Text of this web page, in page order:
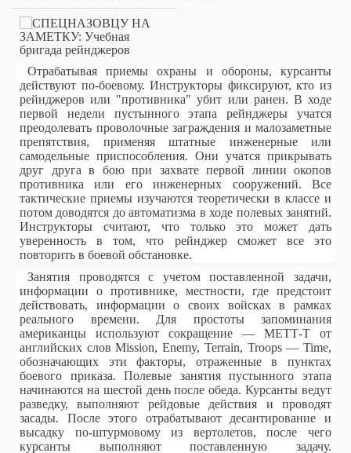
Отрабатывая приемы охраны и обороны, курсанты
действуют по-боевому. Инструкторы фиксируют, кто из
рейнджеров или "противника" убит или ранен. В ходе
первой недели пустынного этапа рейнджеры учатся
преодолевать проволочные заграждения и малозаметные
препятствия, применяя штатные инженерные или
самодельные приспособления. Они учатся прикрывать
друг друга в бою при захвате первой линии окопов
противника или его инженерных сооружений. Все
тактические приемы изучаются теоретически в классе и
потом доводятся до автоматизма в ходе полевых занятий.
Инструкторы считают, что только это может дать
уверенность в том, что рейнджер сможет все это
повторить в боевой обстановке.
Занятия проводятся с учетом поставленной задачи,
информации о противнике, местности, где предстоит
действовать, информации о своих войсках в рамках
реального времени. Для простоты запоминания
американцы используют сокращение — МЕТТ-Т от
английских слов Mission, Enemy, Terrain, Troops — Time,
обозначающих эти факторы, отраженные в пунктах
боевого приказа. Полевые занятия пустынного этапа
начинаются на шестой день после обеда. Курсанты ведут
разведку, выполняют рейдовые действия и проводят
засады. После этого отрабатывают десантирование и
высадку по-штурмовому из вертолетов, после чего
курсанты выполняют поставленную задачу.